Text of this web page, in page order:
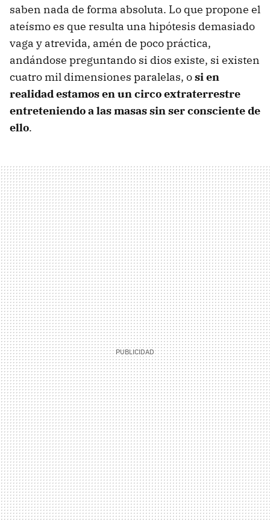
saben nada de forma absoluta. Lo que propone el
ateísmo es que resulta una hipótesis demasiado
vaga y atrevida, amén de poco práctica,
andándose preguntando si dios existe, si existen
cuatro mil dimensiones paralelas, osi en
realidad estamos en un circo extraterrestre
entreteniendo a las masas sin ser consciente de
ello.